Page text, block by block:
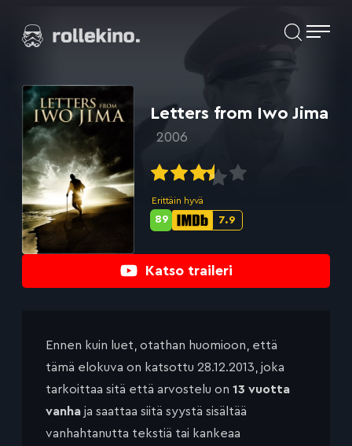
suoraan
Elokuvat ja elokuva-arviot | Rollekino.fi
jälkeen.
Katso traileri
Letters from Iwo Jima
2006
Erittäin hyvä
IMDb-
7.9
Metascore-
89
Ennen kuin luet, otathan huomioon, että
tämä elokuva on katsottu 28.12.2013, joka
tarkoittaa sitä että arvostelu on 13 vuotta
vanha ja saattaa siitä syystä sisältää
vanhahtanutta tekstiä tai kankeaa